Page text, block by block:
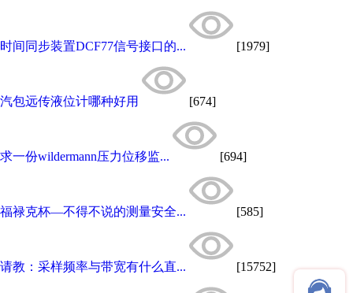
时间同步装置DCF77信号接口的... [1979]
汽包远传液位计哪种好用 [674]
求一份wildermann压力位移监... [694]
福禄克杯—不得不说的测量安全... [585]
请教：采样频率与带宽有什么直... [15752]